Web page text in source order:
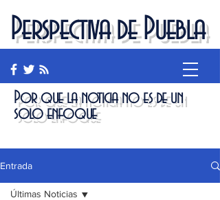
Perspectiva de Puebla
Por que la noticia no es de un
solo enfoque
Entrada
Últimas Noticias